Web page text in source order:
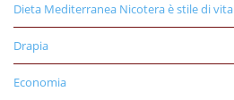
Dieta Mediterranea Nicotera è stile di vita
Drapia
Economia